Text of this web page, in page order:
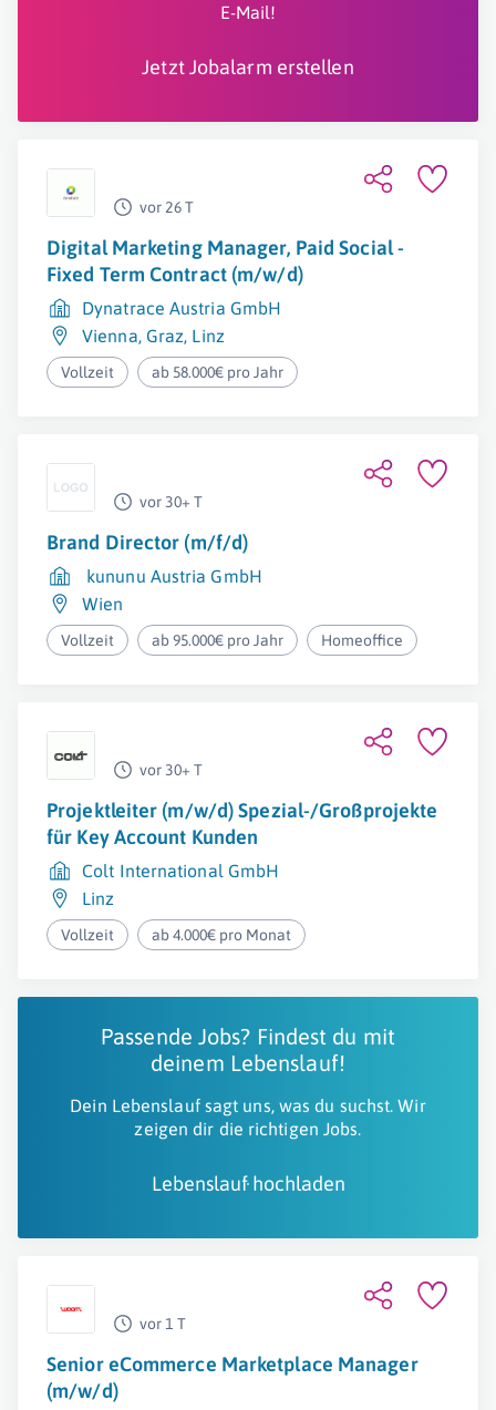
E-Mail!
Jetzt Jobalarm erstellen
vor 26 T
Digital Marketing Manager, Paid Social -
Fixed Term Contract (m/w/d)
Dynatrace Austria GmbH
Vienna, Graz, Linz
Vollzeit ab 58.000€ pro Jahr
vor 30+ T
Brand Director (m/f/d)
kununu Austria GmbH
Wien
Vollzeit ab 95.000€ pro Jahr Homeoffice
vor 30+ T
Projektleiter (m/w/d) Spezial-/Großprojekte
für Key Account Kunden
Colt International GmbH
Linz
Vollzeit ab 4.000€ pro Monat
Passende Jobs? Findest du mit
deinem Lebenslauf!
Dein Lebenslauf sagt uns, was du suchst. Wir
zeigen dir die richtigen Jobs.
Lebenslauf hochladen
vor 1 T
Senior eCommerce Marketplace Manager
(m/w/d)